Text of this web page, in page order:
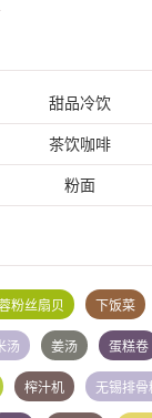
甜品冷饮
茶饮咖啡
粉面
粉丝扇贝 下饭菜
汤 姜汤 蛋糕卷
榨汁机 无锡排骨